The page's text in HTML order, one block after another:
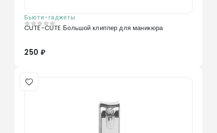
Бьюти-гаджеты
0из 5
CUTE-CUTE Большой клиппер для маникюра
250 ₽